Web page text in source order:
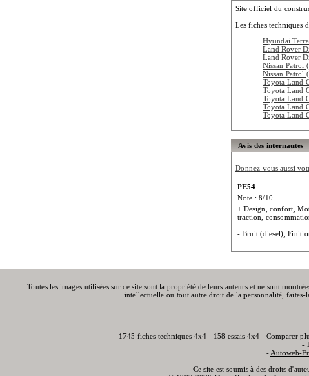
Site officiel du
Les fiches techniques
Hyundai
Land Rover
Land Rover
Nissan Patrol
Nissan Patrol
Toyota Land
Toyota Land
Toyota Land
Toyota Land
Toyota Land
Avis des internautes
Donnez-vous aussi
PE54
Note : 8/10
+ Design, confort,
traction,
- Bruit (diesel),
Toutes les images utilisées sur ce site sont la propriété de leurs auteurs et ne sont
intellectuelle ou tout autre droit de la personnalité,
1745 fiches techniques 4x4 - 158 essais 4x4 - Comparer
-
- Autoweb-
Ce site est soumis à des droits